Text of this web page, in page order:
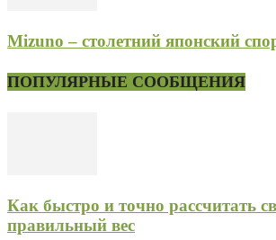
Mizuno – столетний японский
ПОПУЛЯРНЫЕ СООБЩЕНИЯ
Как быстро и точно рассчитать
правильный вес